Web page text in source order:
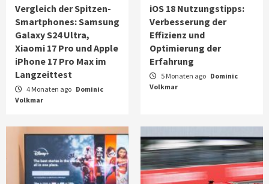
Apple iPhone 17 Pro Max im Langzeittest
2
Handys Tipps
iOS 18 Nutzungstipps: Verbesserung der
Effizienz und Optimierung der Erfahrung
Die Besten der Besten: Unsere Empfehlungen
für Smart-TVs
TV
Vergleich der Spitzen-
Smartphones: Samsung
Galaxy S24 Ultra,
Xiaomi 17 Pro und Apple
iPhone 17 Pro Max im
Langzeittest
4 Monaten ago Dominic
Volkmar
iOS 18 Nutzungstipps:
Verbesserung der
Effizienz und
Optimierung der
Erfahrung
5 Monaten ago Dominic
Volkmar